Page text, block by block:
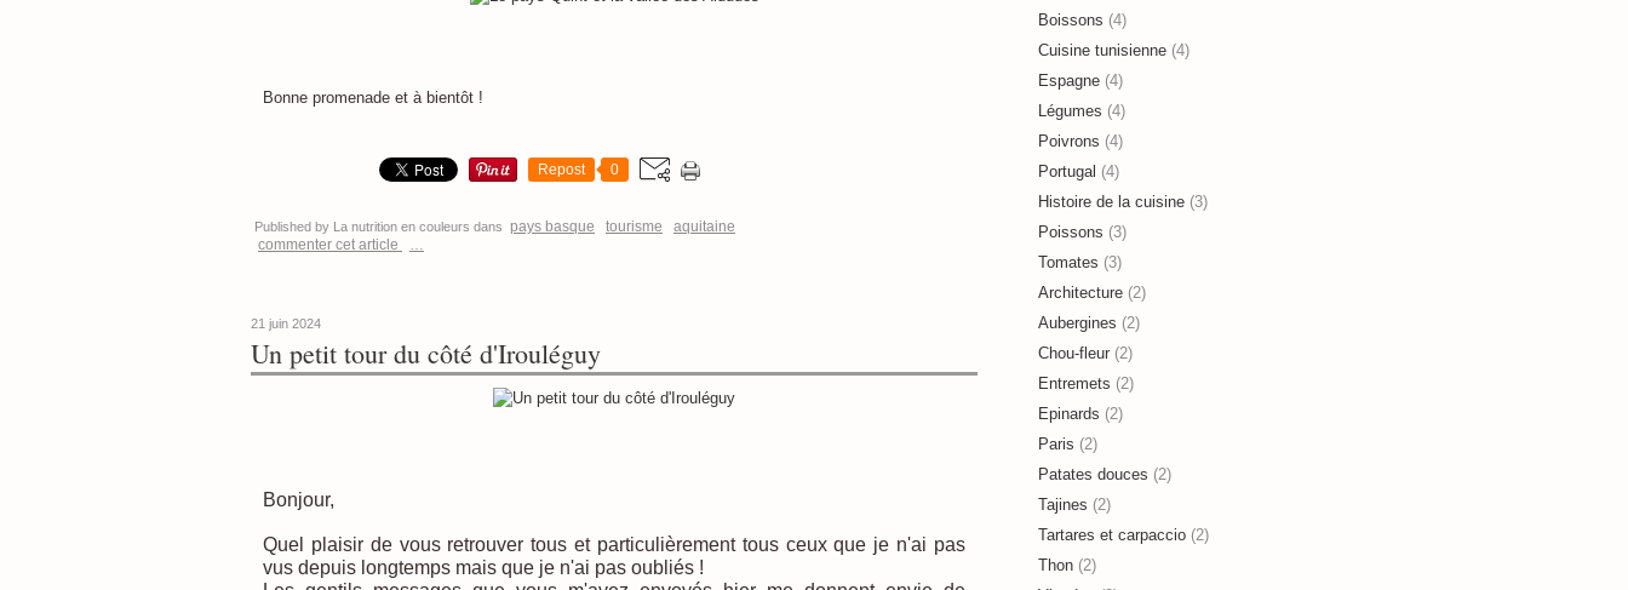
Bonne promenade et à bientôt !
Repost 0
Published by La nutrition en couleurs dans pays basque tourisme
aquitaine
commenter cet article
…
21 juin 2024
Un petit tour du côté d'Irouléguy
Bonjour,
Quel plaisir de vous retrouver tous et particulièrement tous ceux que je n'ai pas
vus depuis longtemps mais que je n'ai pas oubliés !
Boissons (4)
Cuisine tunisienne (4)
Espagne (4)
Légumes (4)
Poivrons (4)
Portugal (4)
Histoire de la cuisine (3)
Poissons (3)
Tomates (3)
Architecture (2)
Aubergines (2)
Chou-fleur (2)
Entremets (2)
Epinards (2)
Paris (2)
Patates douces (2)
Tajines (2)
Tartares et carpaccio (2)
Thon (2)